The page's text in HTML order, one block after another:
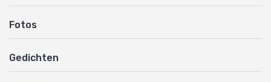
Fotos
Gedichten